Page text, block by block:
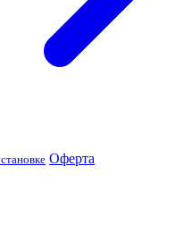
Оферта